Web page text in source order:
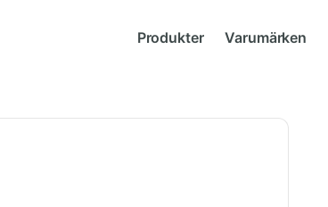
Produkter Varumärken